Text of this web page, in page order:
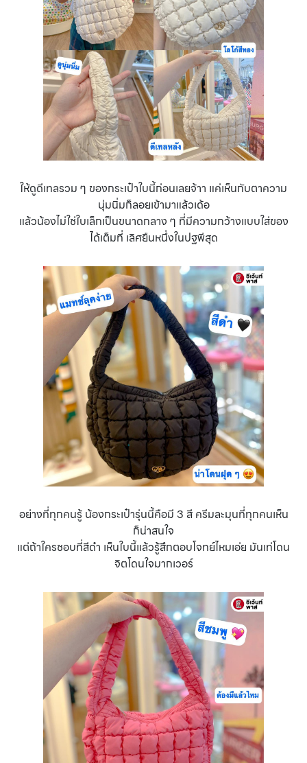
ให้ดูดีเทลรวม ๆ ของกระเป๋าใบนี้ก่อนเลยจ้าา แค่เห็นกับตาความ
นุ่มนิ่มก็ลอยเข้ามาแล้วเด้อ
แล้วน้องไม่ใช่ใบเล็กเป็นขนาดกลาง ๆ ที่มีความกว้างแบบใส่ของ
ได้เต็มที่ เลิศยืนหนึ่งในปฐพีสุด
อย่างที่ทุกคนรู้ น้องกระเป๋ารุ่นนี้คือมี 3 สี ครีมละมุนที่ทุกคนเห็น
ก็น่าสนใจ
แต่ถ้าใครชอบที่สีดำ เห็นใบนี้แล้วรู้สึกตอบโจทย์ไหมเอ่ย มันเท่โดน
จิตโดนใจมากเวอร์